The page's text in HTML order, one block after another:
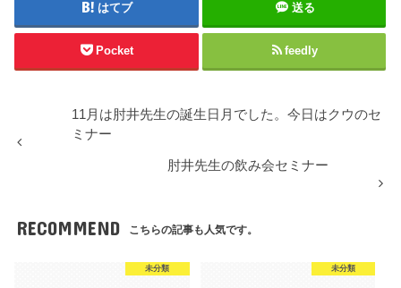
はてブ 送る
Pocket feedly
11月は肘井先生の誕生日月でした。今日はクウのセ
ミナー
肘井先生の飲み会セミナー
RECOMMEND こちらの記事も人気です。
未分類 未分類